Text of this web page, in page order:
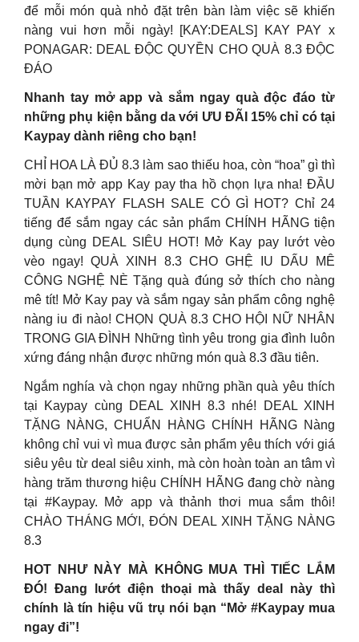
để mỗi món quà nhỏ đặt trên bàn làm việc sẽ khiến
nàng vui hơn mỗi ngày! [KAY:DEALS] KAY PAY x
PONAGAR: DEAL ĐỘC QUYỀN CHO QUÀ 8.3 ĐỘC
ĐÁO
Nhanh tay mở app và sắm ngay quà độc đáo từ
những phụ kiện bằng da với ƯU ĐÃI 15% chỉ có tại
Kaypay dành riêng cho bạn!
CHỈ HOA LÀ ĐỦ 8.3 làm sao thiếu hoa, còn “hoa” gì thì
mời bạn mở app Kay pay tha hồ chọn lựa nha! ĐẦU
TUẦN KAYPAY FLASH SALE CÓ GÌ HOT? Chỉ 24
tiếng để sắm ngay các sản phẩm CHÍNH HÃNG tiện
dụng cùng DEAL SIÊU HOT! Mở Kay pay lướt vèo
vèo ngay! QUÀ XINH 8.3 CHO GHỆ IU DẤU MÊ
CÔNG NGHỆ NÈ Tặng quà đúng sở thích cho nàng
mê tít! Mở Kay pay và sắm ngay sản phẩm công nghệ
nàng iu đi nào! CHỌN QUÀ 8.3 CHO HỘI NỮ NHÂN
TRONG GIA ĐÌNH Những tình yêu trong gia đình luôn
xứng đáng nhận được những món quà 8.3 đầu tiên.
Ngắm nghía và chọn ngay những phần quà yêu thích
tại Kaypay cùng DEAL XINH 8.3 nhé! DEAL XINH
TẶNG NÀNG, CHUẨN HÀNG CHÍNH HÃNG Nàng
không chỉ vui vì mua được sản phẩm yêu thích với giá
siêu yêu từ deal siêu xinh, mà còn hoàn toàn an tâm vì
hàng trăm thương hiệu CHÍNH HÃNG đang chờ nàng
tại #Kaypay. Mở app và thảnh thơi mua sắm thôi!
CHÀO THÁNG MỚI, ĐÓN DEAL XINH TẶNG NÀNG
8.3
HOT NHƯ NÀY MÀ KHÔNG MUA THÌ TIẾC LẮM
ĐÓ! Đang lướt điện thoại mà thấy deal này thì
chính là tín hiệu vũ trụ nói bạn “Mở #Kaypay mua
ngay đi”!